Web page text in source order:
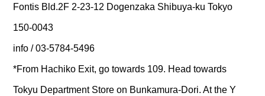
Fontis Bld.2F 2-23-12 Dogenzaka Shibuya-ku Tokyo
150-0043
info / 03-5784-5496
*From Hachiko Exit, go towards 109. Head towards
Tokyu Department Store on Bunkamura-Dori. At the Y